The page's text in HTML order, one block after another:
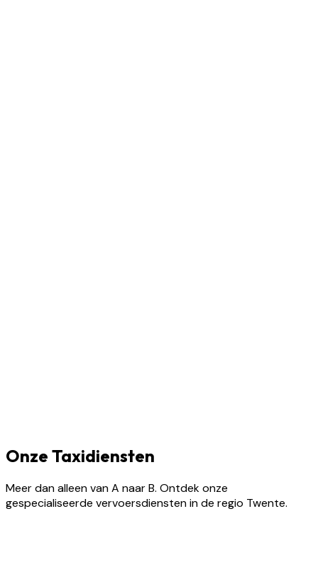
Onze Taxidiensten
Meer dan alleen van A naar B. Ontdek onze
gespecialiseerde vervoersdiensten in de regio Twente.